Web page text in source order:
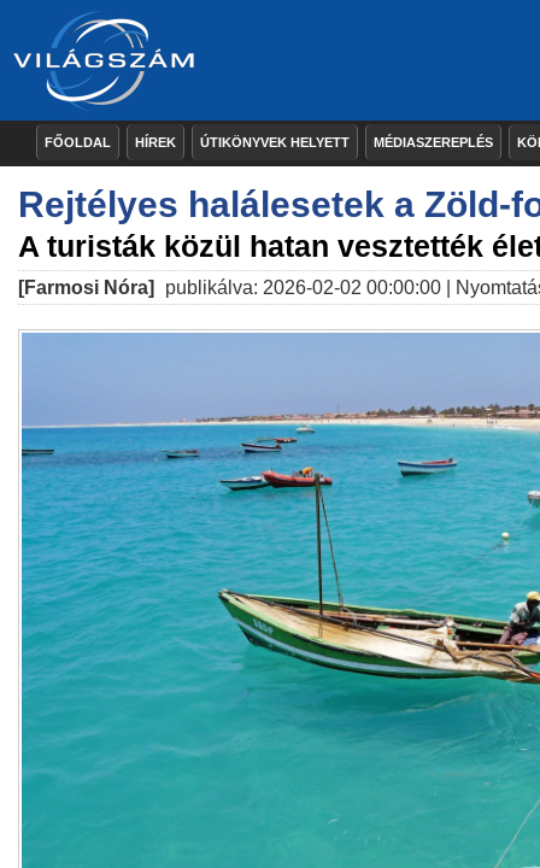
FŐOLDAL HÍREK ÚTIKÖNYVEK HELYETT MÉDIASZEREPLÉS
Rejtélyes halálesetek a Zöld-
A turisták közül hatan vesztették
[Farmosi Nóra] publikálva: 2026-02-02 00:00:00 |